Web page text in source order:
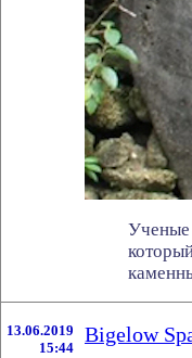
Ученые
13.06.2019
15:44
Bigelow